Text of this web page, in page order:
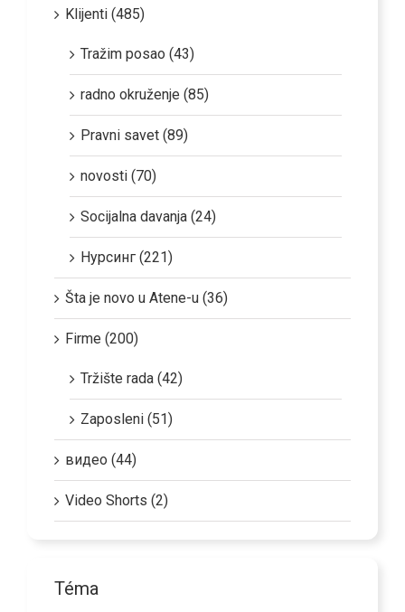
Klijenti (485)
Tražim posao (43)
radno okruženje (85)
Pravni savet (89)
novosti (70)
Socijalna davanja (24)
Нурсинг (221)
Šta je novo u Atene-u (36)
Firme (200)
Tržište rada (42)
Zaposleni (51)
видео (44)
Video Shorts (2)
Téma